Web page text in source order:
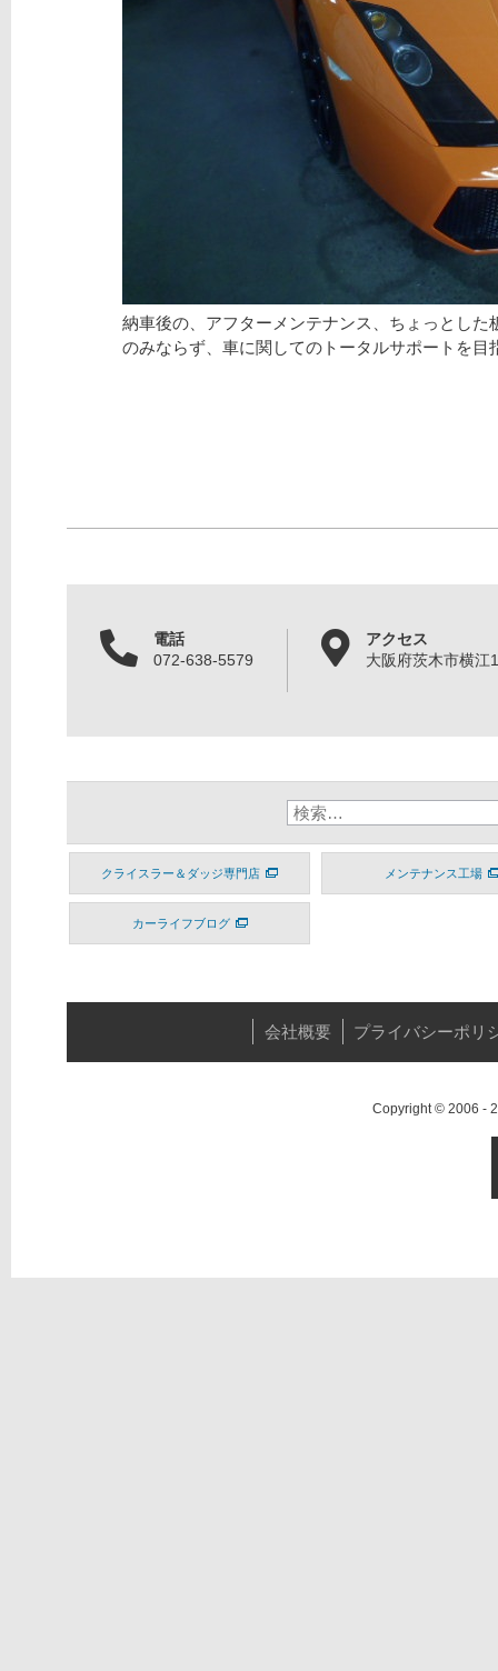
納車後の、アフターメンテナンス、ちょっとした
のみならず、車に関してのトータルサポートを目
電話
072-638-5579
アクセス
大阪府茨木市横江
クライスラー＆ダッジ専門店 メンテナンス工場
カーライフブログ
会社概要 プライバシーポリ
Copyright © 2006 -